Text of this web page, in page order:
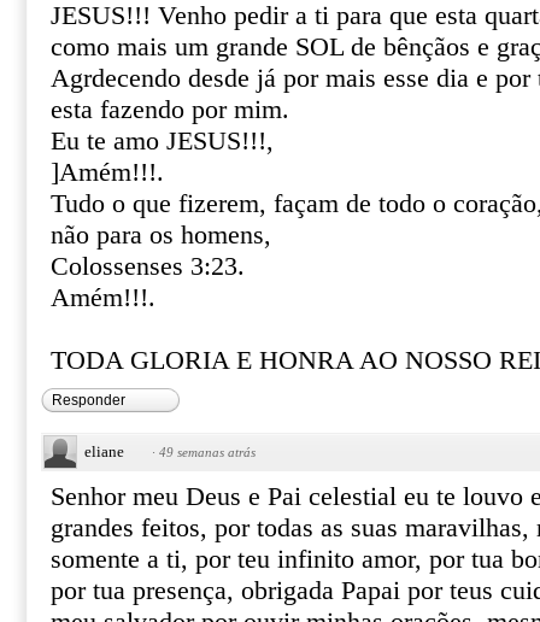
JESUS!!! Venho pedir a ti para que esta
como mais um grande SOL de bênçãos e
Agrdecendo desde já por mais esse dia e
esta fazendo por mim.
Eu te amo JESUS!!!,
]Amém!!!.
Tudo o que fizerem, façam de todo o
não para os homens,
Colossenses 3:23.
Amém!!!.
TODA GLORIA E HONRA AO NOSSO
Responder
eliane · 49 semanas atrás
Senhor meu Deus e Pai celestial eu te louvo
grandes feitos, por todas as suas maravilhas,
somente a ti, por teu infinito amor, por tua
por tua presença, obrigada Papai por teus